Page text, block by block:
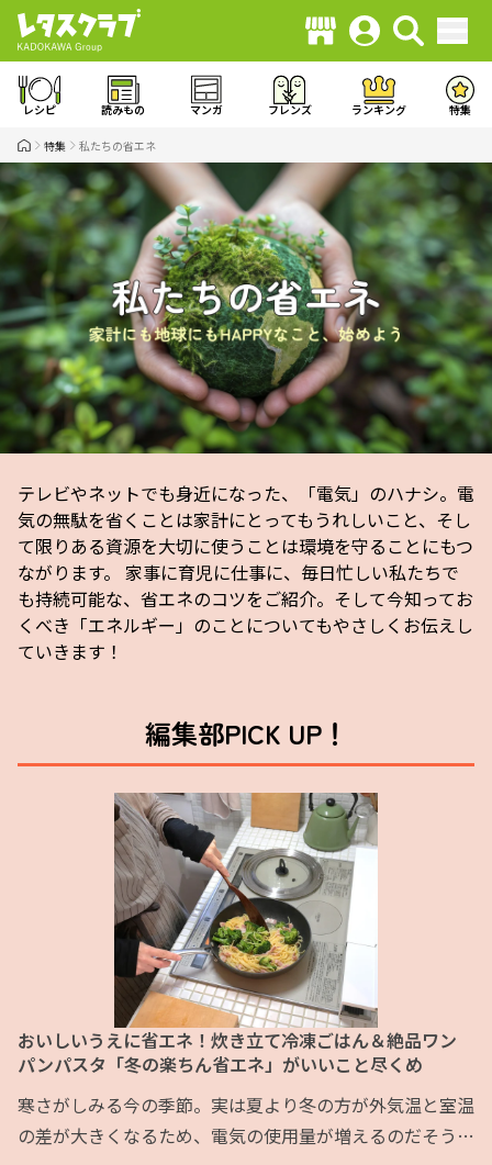
レシピ 読みもの マンガ フレンズ ランキング 特集
特集 私たちの省エネ
テレビやネットでも身近になった、「電気」のハナシ。電
気の無駄を省くことは家計にとってもうれしいこと、そし
て限りある資源を大切に使うことは環境を守ることにもつ
ながります。 家事に育児に仕事に、毎日忙しい私たちで
も持続可能な、省エネのコツをご紹介。そして今知ってお
くべき「エネルギー」のことについてもやさしくお伝えし
ていきます！
編集部PICK UP！
おいしいうえに省エネ！炊き立て冷凍ごはん＆絶品ワン
パンパスタ「冬の楽ちん省エネ」がいいこと尽くめ
寒さがしみる今の季節。実は夏より冬の方が外気温と室温
の差が大きくなるため、電気の使用量が増えるのだそうで